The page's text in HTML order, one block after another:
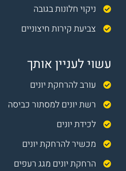
ניקוי חלונות בגובה
צביעת קירות חיצוניים
עשוי לעניין אותך
עורב להרחקת יונים
רשת יונים למסתור כביסה
לכידת יונים
מכשיר להרחקת יונים
הרחקת יונים מגג רעפים